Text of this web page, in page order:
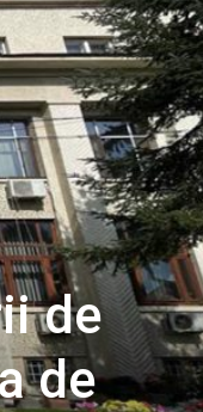
de
de